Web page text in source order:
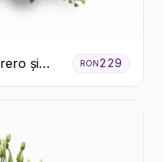
și
RON229